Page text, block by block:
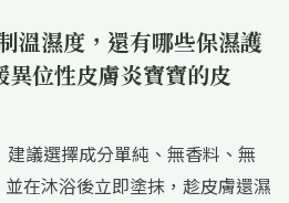
溫濕度，還有哪些保濕護
位性皮膚炎寶寶的皮
議選擇成分單純、無香料、無
在沐浴後立即塗抹，趁皮膚還濕